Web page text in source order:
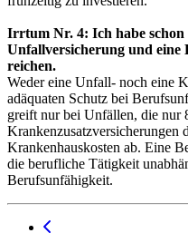
Irrtum Nr. 4: Ich habe schon
Unfallversicherung und eine
reichen.
Weder eine Unfall- noch eine
adäquaten Schutz bei
greift nur bei Unfällen, die nur
Krankenzusatzversicherungen
Krankenhauskosten ab. Eine
die berufliche Tätigkeit
Berufsunfähigkeit.